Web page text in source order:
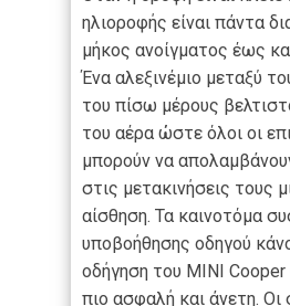
ηλιοροφής είναι πάντα
μήκος ανοίγματος έως
Ένα αλεξινέμιο μεταξύ
του πίσω μέρους
του αέρα ώστε όλοι οι
μπορούν να
στις μετακινήσεις τους
αίσθηση. Τα καινοτόμα
υποβοήθησης οδηγού
οδήγηση του MINI
πιο ασφαλή και άνετη. Οι